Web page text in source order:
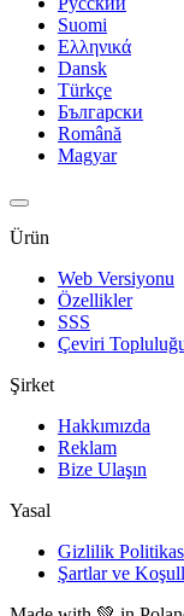
Suomi
Ελληνικά
Dansk
Türkçe
Български
Română
Magyar
Ürün
Web Versiyonu
Özellikler
SSS
Çeviri
Şirket
Hakkımızda
Reklam
Bize Ulaşın
Yasal
Gizlilik
Şartlar ve